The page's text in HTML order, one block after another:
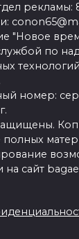
рекламы:
"Новое
по
номер:
полных
на сайт